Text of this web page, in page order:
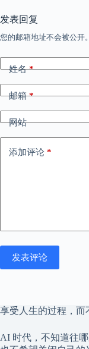
发表回复
您的邮箱地址不会被公开。
姓名*
邮箱*
网站
添加评论 *
发表评论
享受人生的过程，而
AI 时代，不知道往